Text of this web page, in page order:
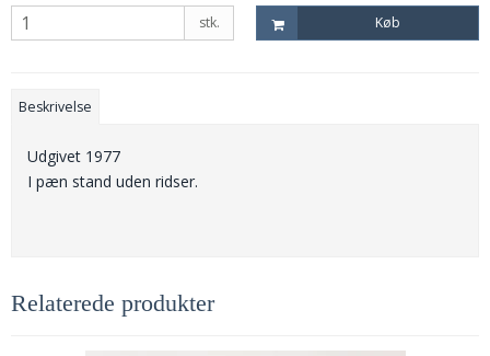
stk. Køb
Beskrivelse
Udgivet 1977
I pæn stand uden ridser.
Relaterede produkter